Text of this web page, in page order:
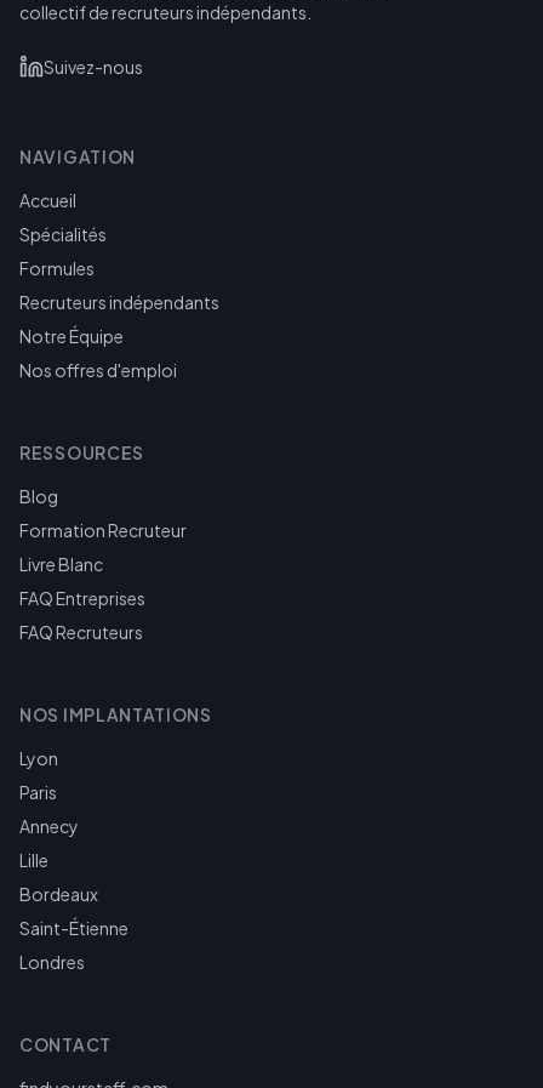
collectif de recruteurs indépendants.
Suivez-nous
NAVIGATION
Accueil
Spécialités
Formules
Recruteurs indépendants
Notre Équipe
Nos offres d'emploi
RESSOURCES
Blog
Formation Recruteur
Livre Blanc
FAQ Entreprises
FAQ Recruteurs
NOS IMPLANTATIONS
Lyon
Paris
Annecy
Lille
Bordeaux
Saint-Étienne
Londres
CONTACT